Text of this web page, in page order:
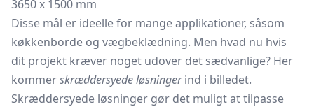
3650 x 1500 mm
Disse mål er ideelle for mange applikationer, såsom
køkkenborde og vægbeklædning. Men hvad nu hvis
dit projekt kræver noget udover det sædvanlige? Her
kommerskræddersyede løsningerind i billedet.
Skræddersyede løsninger gør det muligt at tilpasse